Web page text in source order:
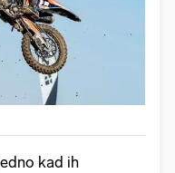
kad ih